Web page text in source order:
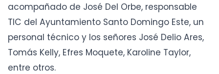
acompañado de José Del Orbe, responsable
TIC del Ayuntamiento Santo Domingo Este, un
personal técnico y los señores José Delio Ares,
Tomás Kelly, Efres Moquete, Karoline Taylor,
entre otros.